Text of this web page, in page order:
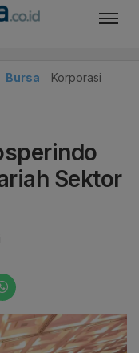
Bursa Korporasi
Sektor